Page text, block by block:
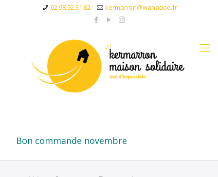
02.98.92.31.82 kermarron@wanadoo.fr
Bon commande novembre